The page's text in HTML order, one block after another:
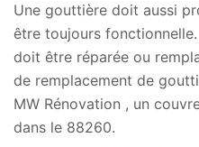
Une gouttière doit aussi
être toujours
doit être réparée ou
de remplacement de
MW Rénovation , un
dans le 88260.